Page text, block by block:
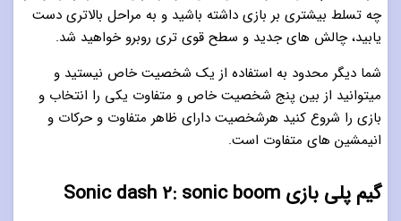
چه تسلط بیشتری بر بازی داشته باشید و به مراحل بالاتری دست
یابید، چالش های جدید و سطح قوی تری روبرو خواهید شد.
شما دیگر محدود به استفاده از یک شخصیت خاص نیستید و
میتوانید از بین پنج شخصیت خاص و متفاوت یکی را انتخاب و
بازی را شروع کنید هرشخصیت دارای ظاهر متفاوت و حرکات و
انیمشین های متفاوت است.
گیم پلی بازی Sonic dash 2: sonic boom